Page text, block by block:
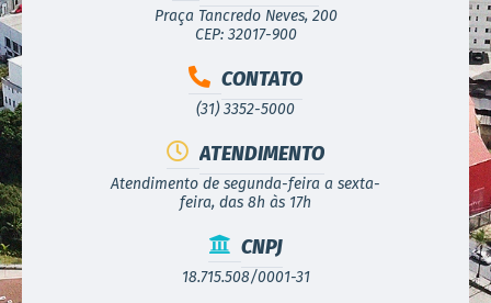
Praça Tancredo Neves, 200
CEP: 32017-900
CONTATO
(31) 3352-5000
ATENDIMENTO
Atendimento de segunda-feira a sexta-
feira, das 8h às 17h
CNPJ
18.715.508/0001-31